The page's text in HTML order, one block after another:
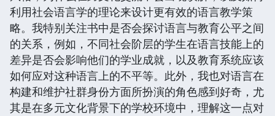
利用社会语言学的理论来设计更有效的语言教学策
略。我特别关注书中是否会探讨语言与教育公平之间
的关系，例如，不同社会阶层的学生在语言技能上的
差异是否会影响他们的学业成就，以及教育系统应该
如何应对这种语言上的不平等。此外，我也对语言在
构建和维护社群身份方面所扮演的角色感到好奇，尤
其是在多元文化背景下的学校环境中，理解这一点对